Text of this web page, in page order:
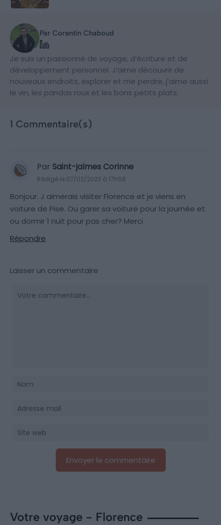
Par Corentin Chaboud
Je suis un passionné de voyage, d’écriture et de
développement personnel. J’aime découvrir de
nouveaux endroits, explorer et me perdre, j'aime aussi
le vin, les pandas roux et les bons petits plats.
1 Commentaire(s)
Par Saint-jalmes Corinne
Rédigé le 07/02/2023 à 17h58
Bonjour. J aimerais visiter Florence et je viens en
voiture de Pise. Ou garer sa voiture pour la journée et
ou dormir 1 nuit pour pas cher? Merci
Répondre
Laisser un commentaire
Votre voyage - Florence